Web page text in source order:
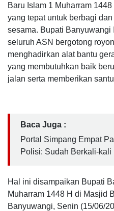
Baru Islam 1 Muharram
yang tepat untuk berbagi
sesama. Bupati
seluruh ASN bergotong
menghadirkan alat bantu
yang membutuhkan baik
jalan serta memberikan
Baca Juga :
Portal Simpang Empat
Polisi: Sudah Berkali-
Hal ini disampaikan Bupati
Muharram 1448 H di Masjid
Banyuwangi, Senin (15/06/